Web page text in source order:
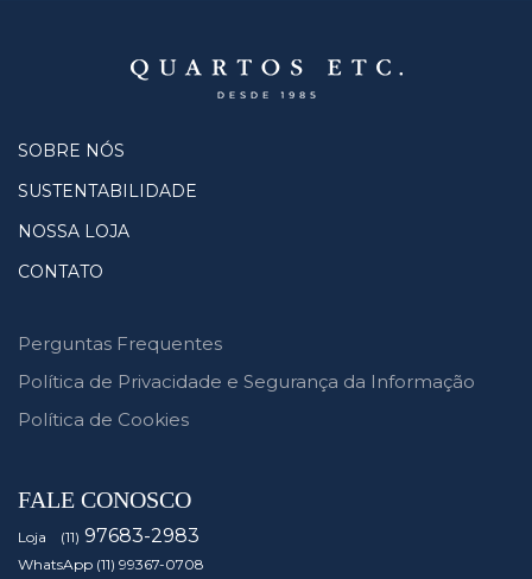
SOBRE NÓS
SUSTENTABILIDADE
NOSSA LOJA
CONTATO
Perguntas Frequentes
Política de Privacidade e Segurança da Informação
Política de Cookies
FALE CONOSCO
Loja (11) 97683-2983
WhatsApp (11) 99367-0708